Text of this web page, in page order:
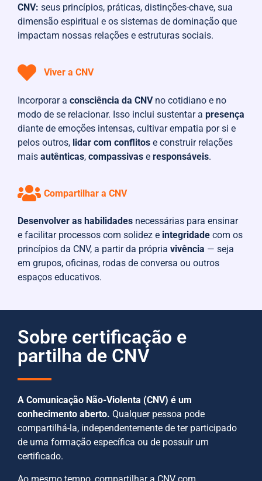
CNV: seus princípios, práticas, distinções-chave, sua
dimensão espiritual e os sistemas de dominação que
impactam nossas relações e estruturas sociais.
Viver a CNV
Incorporar a consciência da CNVno cotidiano e no
modo de se relacionar. Isso inclui sustentar a presença
diante de emoções intensas, cultivar empatia por si e
pelos outros, lidar com conflitos e construir relações
mais autênticas, compassivas e responsáveis.
Compartilhar a CNV
Desenvolver as habilidades necessárias para ensinar
e facilitar processos com solidez e integridade com os
princípios da CNV, a partir da própria vivência — seja
em grupos, oficinas, rodas de conversa ou outros
espaços educativos.
Sobre certificação e
partilha de CNV
A Comunicação Não-Violenta (CNV) é um
conhecimento aberto. Qualquer pessoa pode
compartilhá-la, independentemente de ter participado
de uma formação específica ou de possuir um
certificado.